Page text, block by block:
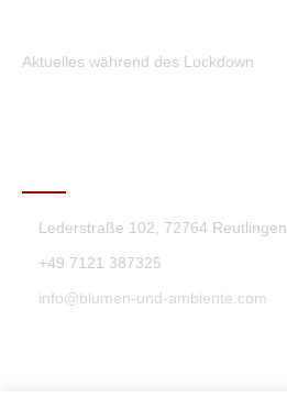
Aktuelles während des Lockdown
Lederstraße 102, 72764 Reutlingen
+49 7121 387325
info@blumen-und-ambiente.com